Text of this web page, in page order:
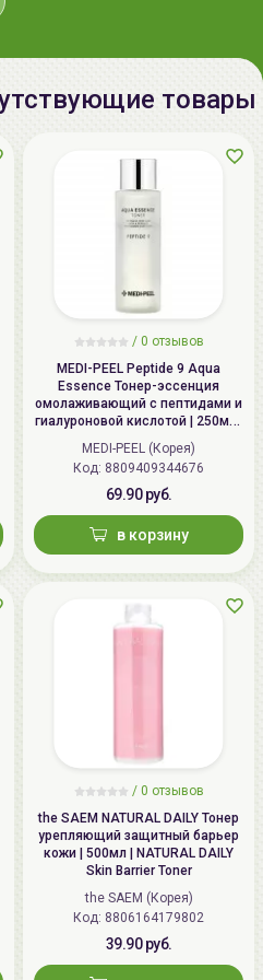
товары
/ 0 отзывов
MEDI-PEEL Peptide 9 Aqua
Essence Тонер-эссенция
омолаживающий с пептидами и
гиалуроновой кислотой | 250мл |
Peptide 9 Aqua Essence Toner
MEDI-PEEL (Корея)
Код: 8809409344676
69.90 руб.
в корзину
/ 0 отзывов
the SAEM NATURAL DAILY Тонер
урепляющий защитный барьер
кожи | 500мл | NATURAL DAILY
Skin Barrier Toner
the SAEM (Корея)
Код: 8806164179802
39.90 руб.